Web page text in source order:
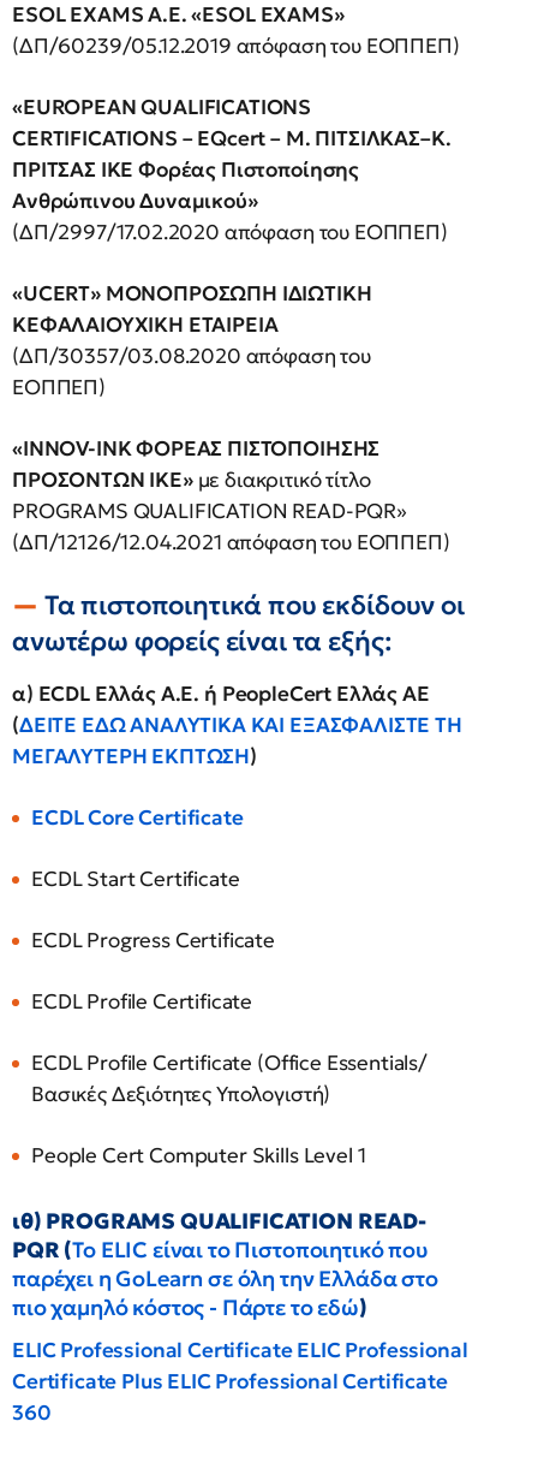
ESOL EXAMS A.E. «ESOL EXAMS»
(ΔΠ/60239/05.12.2019 απόφαση του ΕΟΠΠΕΠ)
«EUROPEAN QUALIFICATIONS
CERTIFICATIONS – EQcert – Μ. ΠΙΤΣΙΛΚΑΣ–Κ.
ΠΡΙΤΣΑΣ ΙΚΕ Φορέας Πιστοποίησης
Ανθρώπινου Δυναμικού»
(ΔΠ/2997/17.02.2020 απόφαση του ΕΟΠΠΕΠ)
«UCERT» ΜΟΝΟΠΡΟΣΩΠΗ ΙΔΙΩΤΙΚΗ
ΚΕΦΑΛΑΙΟΥΧΙΚΗ ΕΤΑΙΡΕΙΑ
(ΔΠ/30357/03.08.2020 απόφαση του
ΕΟΠΠΕΠ)
«INNOV-INK ΦΟΡΕΑΣ ΠΙΣΤΟΠΟΙΗΣΗΣ
ΠΡΟΣΟΝΤΩΝ ΙΚΕ»με διακριτικό τίτλο
PROGRAMS QUALIFICATION READ-PQR»
(ΔΠ/12126/12.04.2021 απόφαση του ΕΟΠΠΕΠ)
Τα πιστοποιητικά που εκδίδουν οι
ανωτέρω φορείς είναι τα εξής:
α) ECDL Eλλάς Α.Ε. ή PeopleCert ΕλλάςΑΕ
(ΔΕΙΤΕ ΕΔΩ ΑΝΑΛΥΤΙΚΑ ΚΑΙ ΕΞΑΣΦΑΛΙΣΤΕ ΤΗ
ΜΕΓΑΛΥΤΕΡΗ ΕΚΠΤΩΣΗ)
ECDL Core Certificate
ECDL Start Certificate
ECDL Progress Certificate
ECDL Profile Certificate
ECDL Profile Certificate (Office Essentials/
Βασικές Δεξιότητες Υπολογιστή)
People Cert Computer Skills Level 1
ιθ) PROGRAMS QUALIFICATION READ-
PQR (Το ELIC είναι το Πιστοποιητικό που
παρέχει η GoLearn σε όλη την Ελλάδα στο
πιο χαμηλό κόστος - Πάρτε το εδώ)
ELIC Professional Certificate ELIC Professional
Certificate Plus ELIC Professional Certificate
360